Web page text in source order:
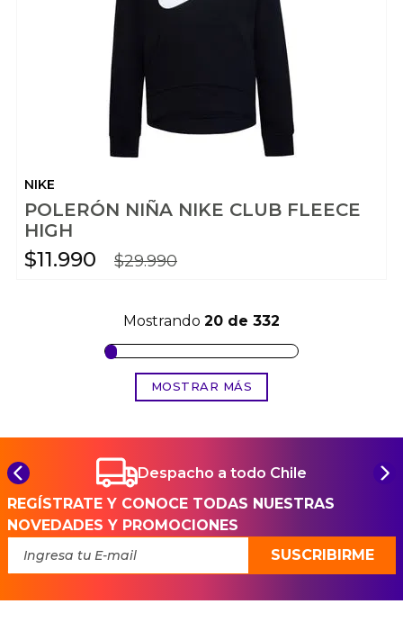
NIKE
POLERÓN NIÑA NIKE CLUB FLEECE
HIGH
$11.990 $29.990
Mostrando 20 de 332
MOSTRAR MÁS
Despacho a todo Chile
REGÍSTRATE Y CONOCE TODAS NUESTRAS
NOVEDADES Y PROMOCIONES
SUSCRIBIRME